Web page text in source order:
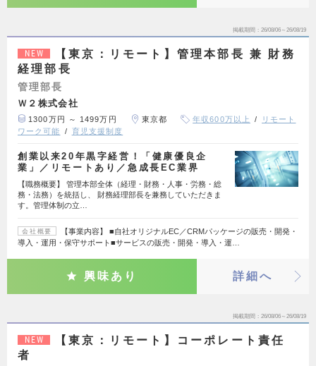
掲載期間 26/08/06～26/08/19
NEW
【東京：リモート】管理本部長 兼 財務
経理部長
管理部長
Ｗ２株式会社
1300万円 ～ 1499万円 東京都 年収600万以上
リモート
ワーク可能
育児支援制度
創業以来20年黒字経営！「健康優良企
業」／リモートあり／急成長EC業界
【職務概要】 管理本部全体（経理・財務・人事・労務・総
務・法務）を統括し、 財務経理部長を兼務していただきま
す。管理体制の立…
会社概要
【事業内容】 ■自社オリジナルEC／CRMパッケージの販売・開発・
導入・運用・保守サポート■サービスの販売・開発・導入・運…
興味あり 詳細へ
掲載期間 26/08/06～26/08/19
NEW
【東京：リモート】コーポレート責任
者